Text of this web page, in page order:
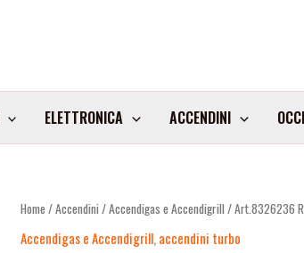
ELETTRONICA ACCENDINI
Home /Accendini /Accendigas e Accendigrill / Art.8326236
Accendigas e Accendigrill, accendini turbo